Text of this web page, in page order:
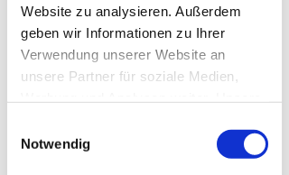
Website zu analysieren. Außerdem
geben wir Informationen zu Ihrer
Verwendung unserer Website an
unsere Partner für soziale Medien,
möglicherweise mit weiteren Daten
zusammen, die Sie ihnen bereitgestellt
Notwendig
Gemeinsam rund ums Feuer
sitzen und Grillen und Braten auf
einem Niveau, wie Sie es bisher
nicht kannten ...